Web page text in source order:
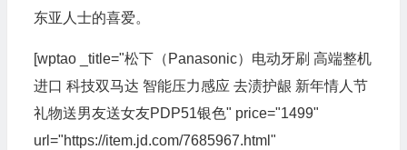
东亚人士的喜爱。
[wptao _title="松下（Panasonic）电动牙刷 高端整机
进口 科技双马达 智能压力感应 去渍护龈 新年情人节
礼物送男友送女友PDP51银色" price="1499"
url="https://item.jd.com/7685967.html"